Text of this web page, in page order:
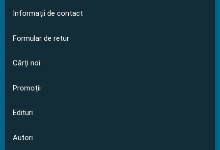
Informații de contact
Formular de retur
Cărți noi
Promoții
Edituri
Autori